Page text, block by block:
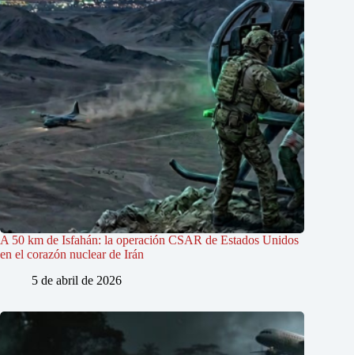
A 50 km de Isfahán: la operación CSAR de Estados Unidos
en el corazón nuclear de Irán
5 de abril de 2026